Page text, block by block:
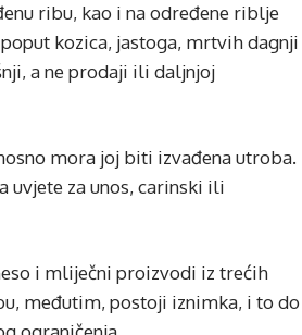
ribu, kao i na određene riblje
kozica, jastoga, mrtvih dagnji
a ne prodaji ili daljnjoj
mora joj biti izvađena utroba.
uvjete za unos, carinski ili
i mliječni proizvodi iz trećih
međutim, postoji iznimka, i to do